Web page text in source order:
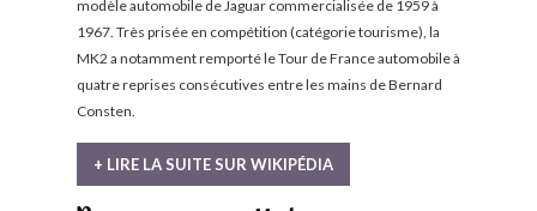
modèle automobile de Jaguar commercialisée de 1959 à
1967. Très prisée en compétition (catégorie tourisme), la
MK2 a notamment remporté le Tour de France automobile à
quatre reprises consécutives entre les mains de Bernard
Consten.
+ LIRE LA SUITE SUR WIKIPÉDIA